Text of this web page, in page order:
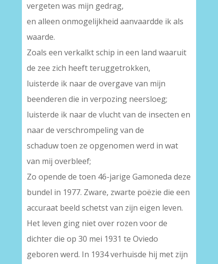
vergeten was mijn gedrag,
en alleen onmogelijkheid aanvaardde ik als
waarde.
Zoals een verkalkt schip in een land waaruit
de zee zich heeft teruggetrokken,
luisterde ik naar de overgave van mijn
beenderen die in verpozing neersloeg;
luisterde ik naar de vlucht van de insecten en
naar de verschrompeling van de
schaduw toen ze opgenomen werd in wat
van mij overbleef;
Zo opende de toen 46-jarige Gamoneda deze
bundel in 1977. Zware, zwarte poëzie die een
accuraat beeld schetst van zijn eigen leven.
Het leven ging niet over rozen voor de
dichter die op 30 mei 1931 te Oviedo
geboren werd. In 1934 verhuisde hij met zijn